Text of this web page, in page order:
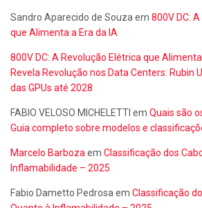
Sandro Aparecido de Souza em 800V DC:
que Alimenta a Era da IA
800V DC: A Revolução Elétrica que
Revela Revolução nos Data Centers: Rubin
das GPUs até 2028
FABIO VELOSO MICHELETTI em Quais são
Guia completo sobre modelos e
Marcelo Barboza em Classificação dos
Inflamabilidade – 2025
Fabio Dametto Pedrosa em Classificação